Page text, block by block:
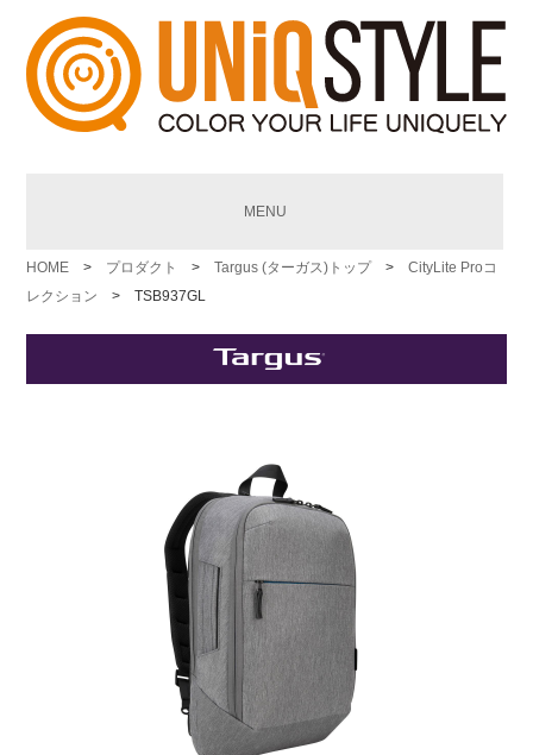
MENU
HOME > プロダクト >Targus (ターガス)トップ>CityLite Proコ
レクション
> TSB937GL